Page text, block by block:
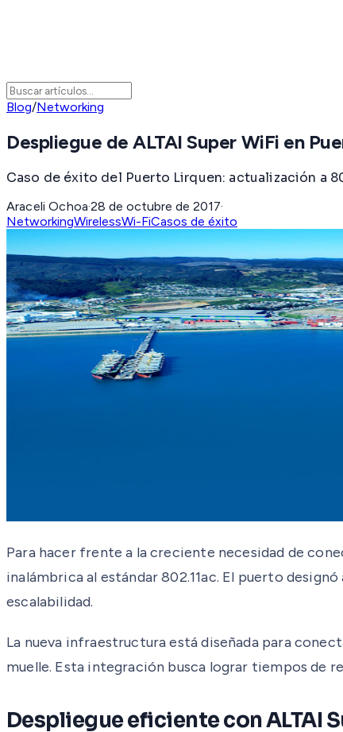
Blog/Networking
Despliegue de ALTAI Super WiFi en
Caso de éxito del Puerto Lirquen: actualización a
Araceli Ochoa·28 de octubre de 2017·
NetworkingWirelessWi-FiCasos de éxito
Para hacer frente a la creciente necesidad de
inalámbrica al estándar 802.11ac. El puerto
escalabilidad.
La nueva infraestructura está diseñada para
muelle. Esta integración busca lograr tiempos de
Despliegue eficiente con ALTAI